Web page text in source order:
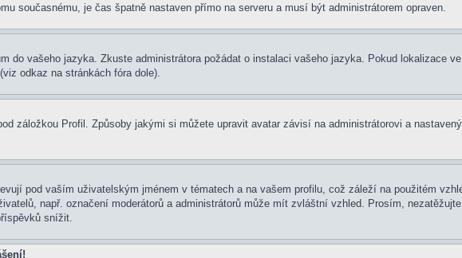
současnému, je čas špatně nastaven přímo na serveru a musí být administrátorem opraven.
do vašeho jazyka. Zkuste administrátora požádat o instalaci vašeho jazyka. Pokud lokalizace
odkaz na stránkách fóra dole).
záložkou Profil. Způsoby jakými si můžete upravit avatar závisí na administrátorovi a
pod vaším uživatelským jménem v tématech a na vašem profilu, což záleží na použitém
např. označení moderátorů a administrátorů může mít zvláštní vzhled. Prosím,
snížit.